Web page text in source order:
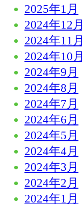
2025年1月
2024年12月
2024年11月
2024年10月
2024年9月
2024年8月
2024年7月
2024年6月
2024年5月
2024年4月
2024年3月
2024年2月
2024年1月